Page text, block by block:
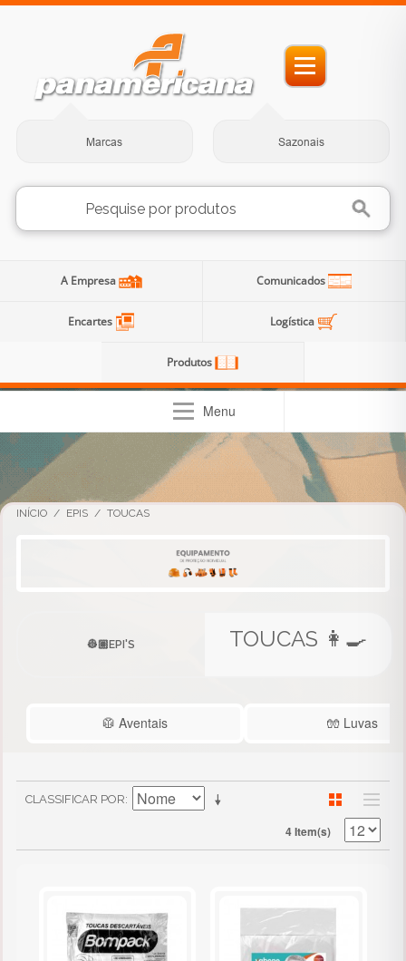
Marcas Sazonais
A Empresa Comunicados
Encartes Logística
Produtos
Menu
INÍCIO / EPIS / TOUCAS
EPI'S TOUCAS 👩‍🍳
🥼 Aventais 🧤 Luvas
CLASSIFICAR POR
4 Item(s)